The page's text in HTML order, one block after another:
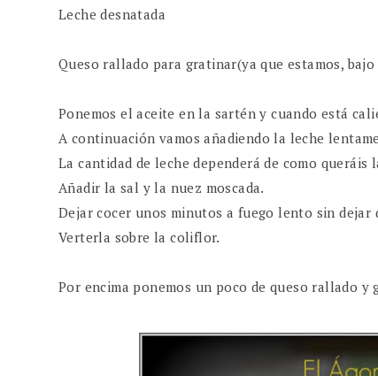
Leche desnatada
Queso rallado para gratinar(ya que estamos, bajo
Ponemos el aceite en la sartén y cuando está
A continuación vamos añadiendo la leche
La cantidad de leche dependerá de como
Añadir la sal y la nuez moscada.
Dejar cocer unos minutos a fuego lento sin dejar
Verterla sobre la coliflor.
Por encima ponemos un poco de queso rallado y